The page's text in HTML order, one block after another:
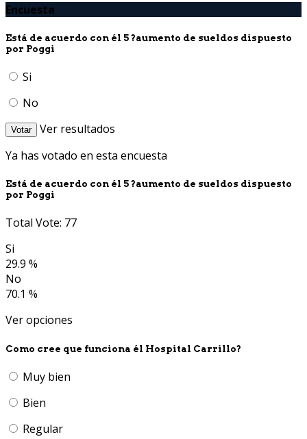
Encuesta
Está de acuerdo con él 5 ?aumento de sueldos dispuesto
por Poggi
Si
No
Votar
Ver resultados
Ya has votado en esta encuesta
Está de acuerdo con él 5 ?aumento de sueldos dispuesto
por Poggi
Total Vote: 77
Si
29.9 %
No
70.1 %
Ver opciones
Como cree que funciona él Hospital Carrillo?
Muy bien
Bien
Regular